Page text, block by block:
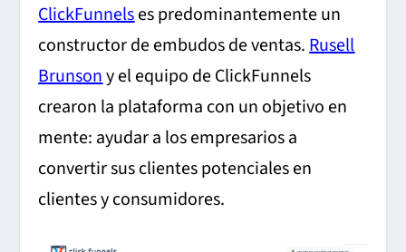
ClickFunnelses predominantemente un
constructor de embudos de ventas.Rusell
Brunsony el equipo de ClickFunnels
crearon la plataforma con un objetivo en
mente: ayudar a los empresarios a
convertir sus clientes potenciales en
clientes y consumidores.